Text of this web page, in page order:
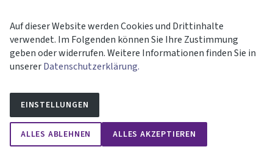
StartseiteIKontaktIDatenschutzIImpressum
© Kirchliche Studienbegleitung (KSB)
Auf dieser Website werden Cookies und Drittinhalte
verwendet. Im Folgenden können Sie Ihre Zustimmung
geben oder widerrufen. Weitere Informationen finden Sie in
unsererDatenschutzerklärung.
EINSTELLUNGEN
ALLES ABLEHNEN ALLES AKZEPTIEREN